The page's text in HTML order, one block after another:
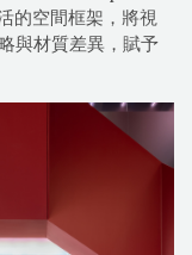
的空間框架，將視
與材質差異，賦予